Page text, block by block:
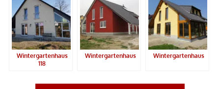
Wintergartenhaus
118
Wintergartenhaus Wintergartenhaus